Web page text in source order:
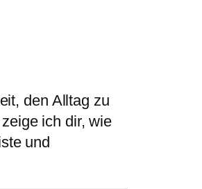
den Alltag zu
ich dir, wie
und